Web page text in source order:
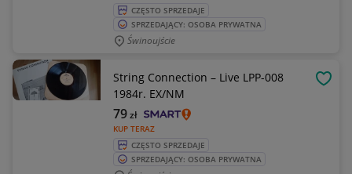
CZĘSTO SPRZEDAJE
SPRZEDAJĄCY: OSOBA PRYWATNA
Świnoujście
String Connection – Live LPP-008
1984r. EX/NM
KUP TERAZ
79zł
CZĘSTO SPRZEDAJE
SPRZEDAJĄCY: OSOBA PRYWATNA